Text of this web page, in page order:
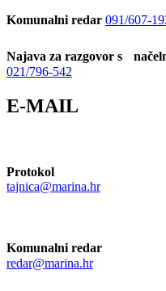
Komunalni redar 091/607-
Najava za razgovor s
021/796-542
E-MAIL
Protokol
tajnica@marina.hr
Komunalni redar
redar@marina.hr